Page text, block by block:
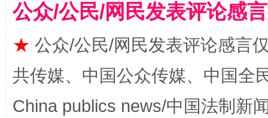
公众/公民/网民发表评论感
★ 公众/公民/网民发表评论感言
共传媒、中国公众传媒、中国全
China publics news/中国法制新